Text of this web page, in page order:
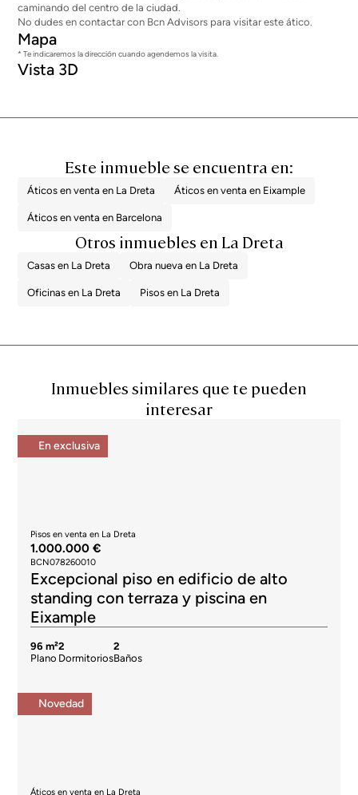
caminando del centro de la ciudad.
No dudes en contactar con Bcn Advisors para visitar este ático.
Mapa
* Te indicaremos la dirección cuando agendemos la visita.
Vista 3D
Este inmueble se encuentra en:
Áticos en venta en La Dreta Áticos en venta en Eixample
Áticos en venta en Barcelona
Otros inmuebles en La Dreta
Casas en La Dreta Obra nueva en La Dreta
Oficinas en La Dreta Pisos en La Dreta
Inmuebles similares que te pueden
interesar
En exclusiva
Pisos en venta en La Dreta
1.000.000 €
BCN078260010
Excepcional piso en edificio de alto
standing con terraza y piscina en
Eixample
96 m²
Plano
2
Dormitorios
2
Baños
Novedad
Áticos en venta en La Dreta